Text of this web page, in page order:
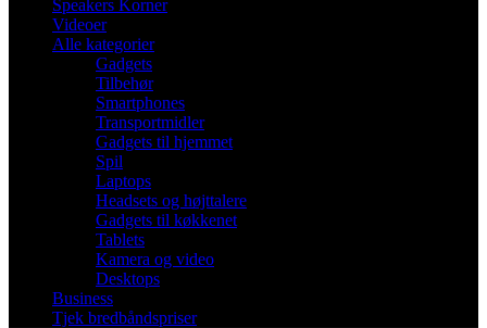
Speakers Korner
Videoer
Alle kategorier
Gadgets
Tilbehør
Smartphones
Transportmidler
Gadgets til hjemmet
Spil
Laptops
Headsets og højttalere
Gadgets til køkkenet
Tablets
Kamera og video
Desktops
Business
Tjek bredbåndspriser